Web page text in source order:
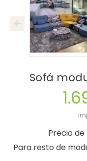
Sofá
Precio de
Para resto de